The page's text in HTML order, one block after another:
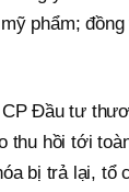
phẩm;
Đầu tư
thu hồi tới
bị trả lại, tổ